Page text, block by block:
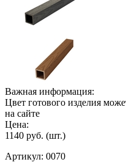
Важная информация:
Цвет готового изделия
на сайте
Цена:
1140 руб. (шт.)
Артикул: 0070